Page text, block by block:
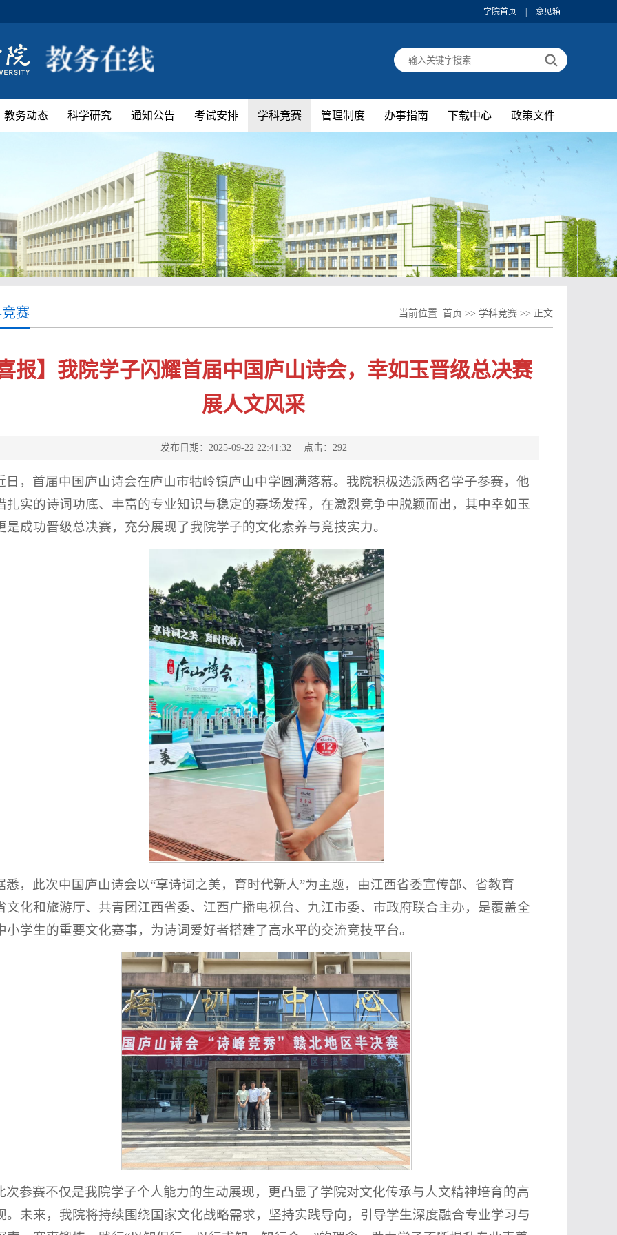
学院首页 意见箱
教务动态 科学研究 通知公告 考试安排 学科竞赛 管理制度 办事指南 下载中心 政策文件
赛 当前位置: 首页 >> 学科竞赛 >> 正文
报】我院学子闪耀首届中国庐山诗会，幸如玉晋级总决赛
展人文风采
发布日期：2025-09-22 22:41:32 点击： 292
日，首届中国庐山诗会在庐山市牯岭镇庐山中学圆满落幕。我院积极选派两名学子参赛，他
扎实的诗词功底、丰富的专业知识与稳定的赛场发挥，在激烈竞争中脱颖而出，其中幸如玉
是成功晋级总决赛，充分展现了我院学子的文化素养与竞技实力。
悉，此次中国庐山诗会以“享诗词之美，育时代新人”为主题，由江西省委宣传部、省教育
文化和旅游厅、共青团江西省委、江西广播电视台、九江市委、市政府联合主办，是覆盖全
小学生的重要文化赛事，为诗词爱好者搭建了高水平的交流竞技平台。
次参赛不仅是我院学子个人能力的生动展现，更凸显了学院对文化传承与人文精神培育的高
。未来，我院将持续围绕国家文化战略需求，坚持实践导向，引导学生深度融合专业学习与